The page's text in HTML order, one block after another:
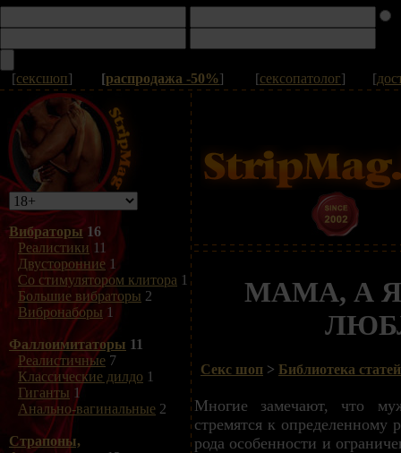
[сексшоп] [распродажа -50%] [сексопатолог] [
Вибраторы 16
Реалистики 11
Двусторонние 1
Со стимулятором клитора 1
Большие вибраторы 2
Вибронаборы 1
Фаллоимитаторы 11
Реалистичные 7
Классические дилдо 1
Гиганты 1
Анально-вагинальные 2
Страпоны,
МАМА, А
Секс шоп > Библиотека
Многие замечают, что
стремятся к определенному
рода особенности и